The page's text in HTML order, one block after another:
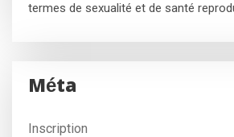
termes de sexualité et de santé
Méta
Inscription